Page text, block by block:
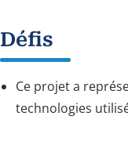
Défis
Ce projet a
technologies